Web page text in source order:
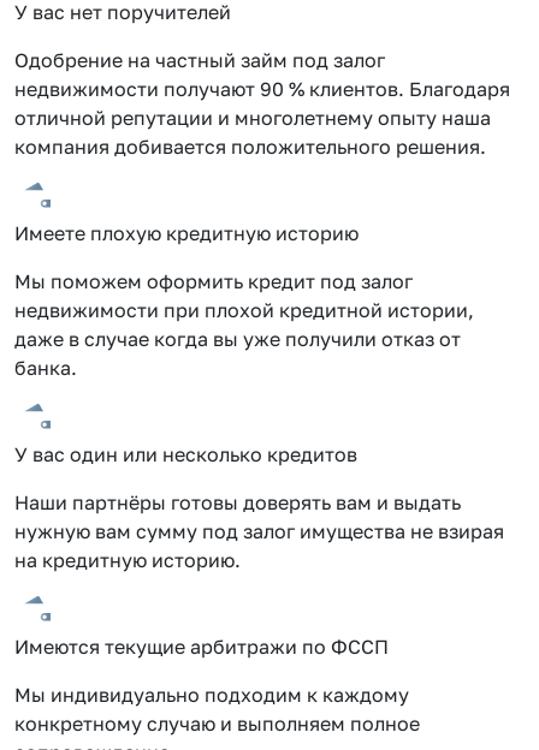
У вас нет поручителей
Одобрение на частный займ под залог
недвижимости получают 90 % клиентов. Благодаря
отличной репутации и многолетнему опыту наша
компания добивается положительного решения.
Имеете плохую кредитную историю
Мы поможем оформить кредит под залог
недвижимости при плохой кредитной истории,
даже в случае когда вы уже получили отказ от
банка.
У вас один или несколько кредитов
Наши партнёры готовы доверять вам и выдать
нужную вам сумму под залог имущества не взирая
на кредитную историю.
Имеются текущие арбитражи по ФССП
Мы индивидуально подходим к каждому
конкретному случаю и выполняем полное